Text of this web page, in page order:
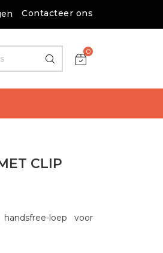
Contacteer ons
0
CLIP
loep voor